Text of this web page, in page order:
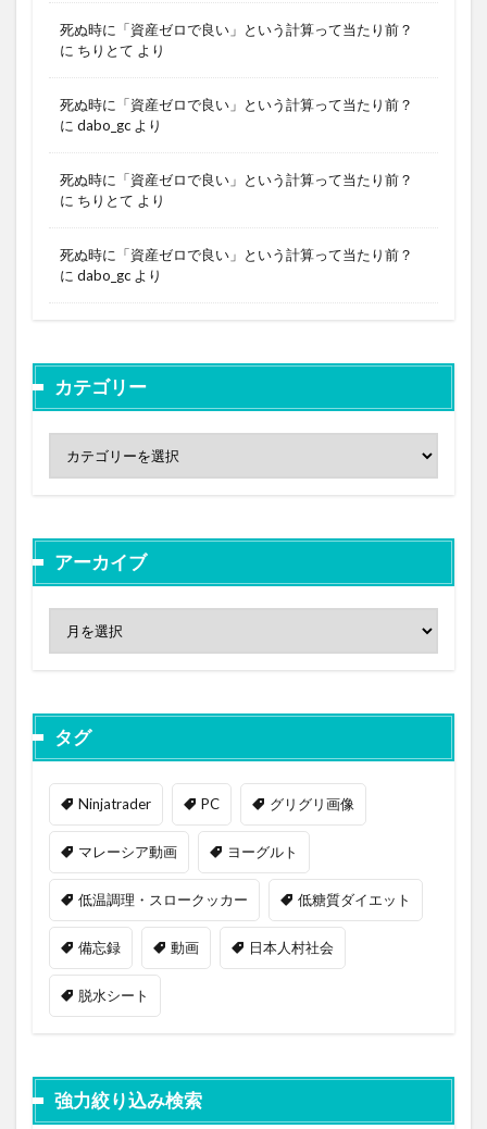
死ぬ時に「資産ゼロで良い」という計算って当たり前？
に ちりとて より
死ぬ時に「資産ゼロで良い」という計算って当たり前？
に dabo_gc より
死ぬ時に「資産ゼロで良い」という計算って当たり前？
に ちりとて より
死ぬ時に「資産ゼロで良い」という計算って当たり前？
に dabo_gc より
カテゴリー
アーカイブ
タグ
Ninjatrader PC グリグリ画像
マレーシア動画 ヨーグルト
低温調理・スロークッカー 低糖質ダイエット
備忘録 動画 日本人村社会
脱水シート
強力絞り込み検索